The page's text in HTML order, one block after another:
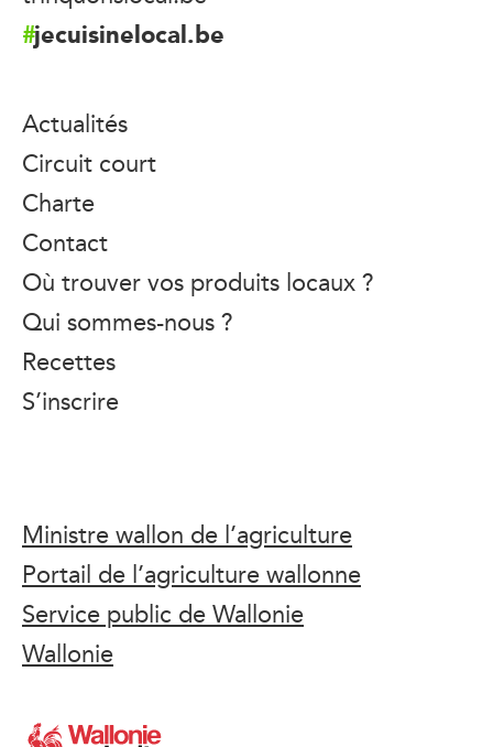
jecuisinelocal.be
Actualités
Circuit court
Charte
Contact
Où trouver vos produits locaux ?
Qui sommes-nous ?
Recettes
S’inscrire
Ministre wallon de l’agriculture
Portail de l’agriculture wallonne
Service public de Wallonie
Wallonie